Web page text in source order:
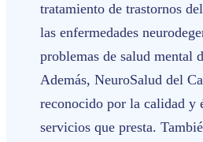
tratamiento de trastornos
las enfermedades
problemas de salud mental
Además, NeuroSalud del
reconocido por la calidad y
servicios que presta.